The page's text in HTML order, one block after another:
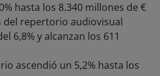
hasta los 8.340 millones de €
del repertorio audiovisual
6,8% y alcanzan los 611
ascendió un 5,2% hasta los